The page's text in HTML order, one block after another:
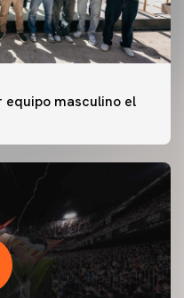
masculino el